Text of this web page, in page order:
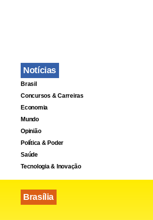
Notícias
Brasil
Concursos & Carreiras
Economia
Mundo
Opinião
Política & Poder
Saúde
Tecnologia & Inovação
Brasília